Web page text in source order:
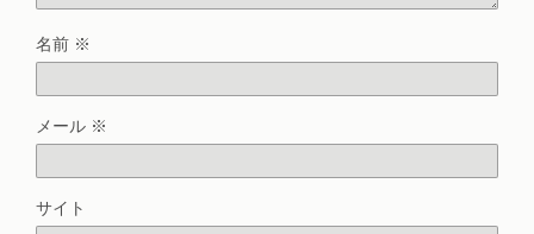
名前 ※
メール ※
サイト